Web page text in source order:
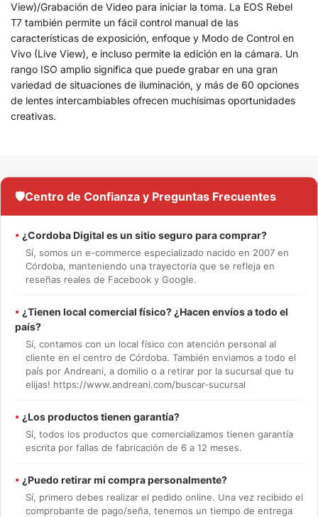
View)/Grabación de Video para iniciar la toma. La EOS Rebel
T7 también permite un fácil control manual de las
características de exposición, enfoque y Modo de Control en
Vivo (Live View), e incluso permite la edición en la cámara. Un
rango ISO amplio significa que puede grabar en una gran
variedad de situaciones de iluminación, y más de 60 opciones
de lentes intercambiables ofrecen muchísimas oportunidades
creativas.
🛡️Centro de Confianza y Preguntas Frecuentes
• ¿Cordoba Digital es un sitio seguro para comprar?
Sí, somos un e-commerce especializado nacido en 2007 en
Córdoba, manteniendo una trayectoria que se refleja en
reseñas reales de Facebook y Google.
• ¿Tienen local comercial físico? ¿Hacen envíos a todo el
país?
Sí, contamos con un local físico con atención personal al
cliente en el centro de Córdoba. También enviamos a todo el
país por Andreani, a domilio o a retirar por la sucursal que tu
elijas! https://www.andreani.com/buscar-sucursal
• ¿Los productos tienen garantía?
Sí, todos los productos que comercializamos tienen garantía
escrita por fallas de fabricación de 6 a 12 meses.
• ¿Puedo retirar mi compra personalmente?
Sí, primero debes realizar el pedido online. Una vez recibido el
comprobante de pago/seña, tenemos un tiempo de entrega